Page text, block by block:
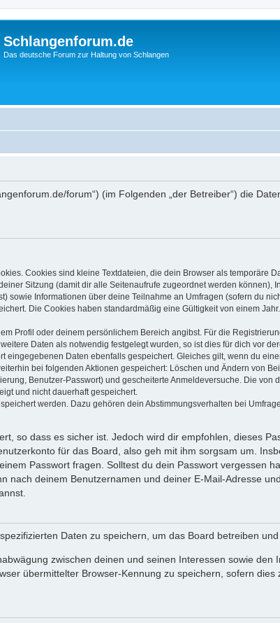
Schlangenforum.de
Das deutsche Forum zur Haltung von Schlangen
forum“) (im Folgenden „der Betreiber“) die
Cookies sind kleine Textdateien, die dein Browser als temporäre
Sitzung (damit dir alle Seitenaufrufe zugeordnet werden können),
sowie Informationen über deine Teilnahme an Umfragen (sofern du
Die Cookies haben standardmäßig eine Gültigkeit von einem
Profil oder deinem persönlichem Bereich angibst. Für die
Daten als notwendig festgelegt wurden, so ist dies für dich vor
Daten ebenfalls gespeichert. Gleiches gilt, wenn du
bei folgenden Aktionen gespeichert: Löschen und Ändern von
Benutzer-Passwort) und gescheiterte Anmeldeversuche. Die von
und nicht dauerhaft gespeichert.
werden. Dazu gehören dein Abstimmungsverhalten bei
so dass es sicher ist. Jedoch wird dir empfohlen, dieses
für das Board, also geh mit ihm sorgsam um.
Passwort fragen. Solltest du dein Passwort vergessen
nach deinem Benutzernamen und deiner E-Mail-Adresse
Daten zu speichern, um das Board betreiben und
zwischen deinen und seinen Interessen sowie den
übermittelter Browser-Kennung zu speichern, sofern